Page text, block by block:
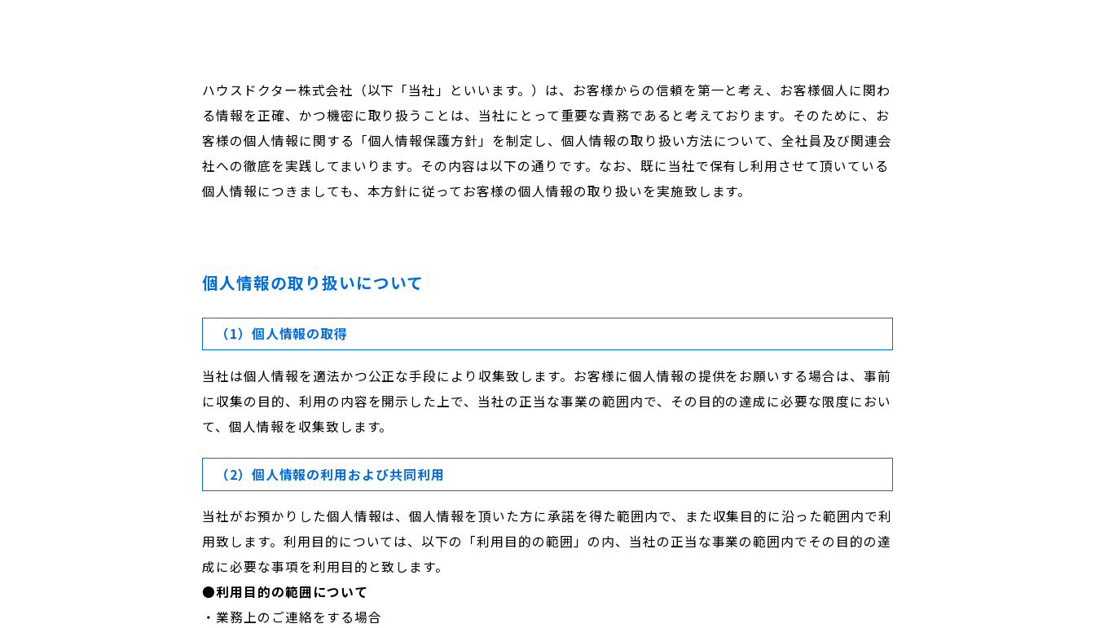
ハウスドクター株式会社（以下「当社」といいます。）は、お客様からの信頼を第一と考え、お客様個人に関わ
る情報を正確、かつ機密に取り扱うことは、当社にとって重要な責務であると考えております。そのために、お
客様の個人情報に関する「個人情報保護方針」を制定し、個人情報の取り扱い方法について、全社員及び関連会
社への徹底を実践してまいります。その内容は以下の通りです。なお、既に当社で保有し利用させて頂いている
個人情報につきましても、本方針に従ってお客様の個人情報の取り扱いを実施致します。
個人情報の取り扱いについて
（1）個人情報の取得
当社は個人情報を適法かつ公正な手段により収集致します。お客様に個人情報の提供をお願いする場合は、事前
に収集の目的、利用の内容を開示した上で、当社の正当な事業の範囲内で、その目的の達成に必要な限度におい
て、個人情報を収集致します。
（2）個人情報の利用および共同利用
当社がお預かりした個人情報は、個人情報を頂いた方に承諾を得た範囲内で、また収集目的に沿った範囲内で利
用致します。利用目的については、以下の「利用目的の範囲」の内、当社の正当な事業の範囲内でその目的の達
成に必要な事項を利用目的と致します。
利用目的の範囲について
業務上のご連絡をする場合